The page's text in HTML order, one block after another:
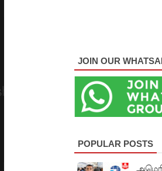
JOIN OUR
POPULAR POSTS